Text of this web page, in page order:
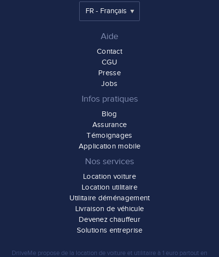
Aide
Contact
CGU
Presse
Jobs
Infos pratiques
Blog
Assurance
Témoignages
Application mobile
Nos services
Location voiture
Location utilitaire
Utilitaire déménagement
Livraison de véhicule
Devenez chauffeur
Solutions entreprise
DriiveMe propose de la location de voiture et utilitaire à 1 euro partout en